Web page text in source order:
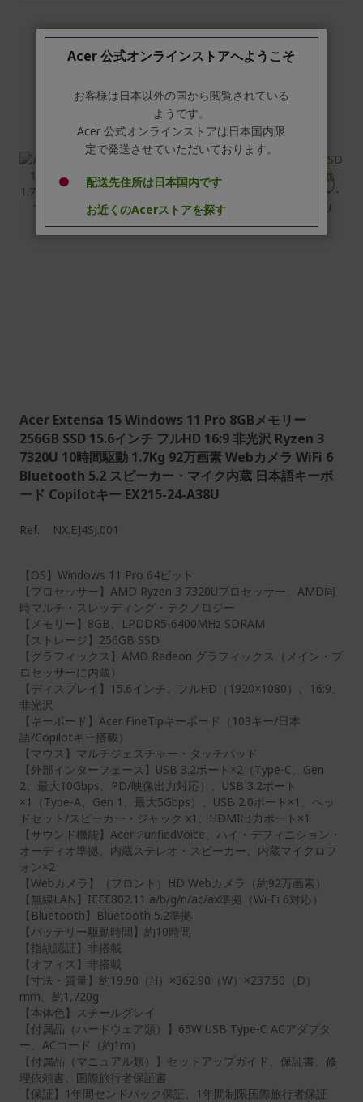
Acer Extensa 15 Windows 11 Pro 8GBメモリー
256GB SSD 15.6インチ フルHD 16:9 非光沢 Ryzen 3
7320U 10時間駆動 1.7Kg 92万画素 Webカメラ WiFi 6
Bluetooth 5.2 スピーカー・マイク内蔵 日本語キーボ
ード Copilotキー EX215-24-A38U
Ref. NX.EJ4SJ.001
【OS】Windows 11 Pro 64ビット
【プロセッサー】AMD Ryzen 3 7320Uプロセッサー、AMD同
時マルチ・スレッディング・テクノロジー
【メモリー】8GB、LPDDR5-6400MHz SDRAM
【ストレージ】256GB SSD
【グラフィックス】AMD Radeon グラフィックス（メイン・プ
ロセッサーに内蔵）
【ディスプレイ】15.6インチ、フルHD（1920×1080）、16:9、
非光沢
【キーボード】Acer FineTipキーボード（103キー/日本
語/Copilotキー搭載）
【マウス】マルチジェスチャー・タッチパッド
【外部インターフェース】USB 3.2ポート×2（Type-C、Gen
2、最大10Gbps、PD/映像出力対応）、USB 3.2ポート
×1（Type-A、Gen 1、最大5Gbps）、USB 2.0ポート×1、ヘッ
ドセット/スピーカー・ジャック x1、HDMI出力ポート×1
【サウンド機能】Acer PurifiedVoice、ハイ・デフィニション・
オーディオ準拠、内蔵ステレオ・スピーカー、内蔵マイクロフ
ォン×2
【Webカメラ】（フロント）HD Webカメラ（約92万画素）
【無線LAN】IEEE802.11 a/b/g/n/ac/ax準拠（Wi-Fi 6対応）
【Bluetooth】Bluetooth 5.2準拠
【バッテリー駆動時間】約10時間
【指紋認証】非搭載
【オフィス】非搭載
【寸法・質量】約19.90（H）×362.90（W）×237.50（D）
mm、約1,720g
【本体色】スチールグレイ
【付属品（ハードウェア類）】65W USB Type-C ACアダプタ
ー、ACコード（約1m）
【付属品（マニュアル類）】セットアップガイド、保証書、修
理依頼書、国際旅行者保証書
【保証】1年間センドバック保証、1年間制限国際旅行者保証
Acer 公式オンラインストアへようこそ
お客様は日本以外の国から閲覧されている
ようです。
Acer 公式オンラインストアは日本国内限
定で発送させていただいております。
配送先住所は日本国内です
お近くのAcerストアを探す